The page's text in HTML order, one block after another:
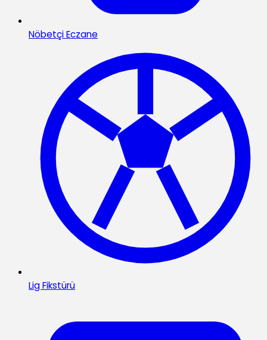
Nöbetçi Eczane
Lig Fikstürü